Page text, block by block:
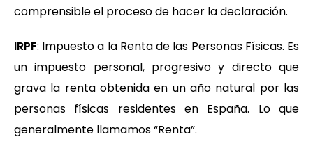
comprensible el proceso de hacer la declaración.
IRPF: Impuesto a la Renta de las Personas Físicas. Es
un impuesto personal, progresivo y directo que
grava la renta obtenida en un año natural por las
personas físicas residentes en España. Lo que
generalmente llamamos “Renta”.